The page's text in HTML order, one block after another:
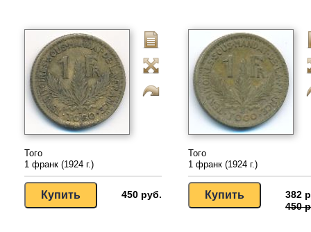
Того
1 франк (1924 г.)
450 руб.
Того
1 франк (1924 г.)
382
450